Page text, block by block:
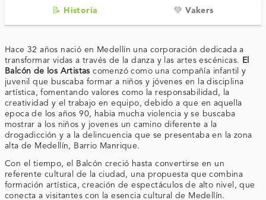
📝 Historia 💚 Vakers
Hace 32 años nació en Medellín una corporación dedicada a
transformar vidas a través de la danza y las artes escénicas.
El
Balcón de los Artistas comenzó como una compañía infantil y
juvenil que buscaba formar a niños y jóvenes en la disciplina
artística, fomentando valores como la responsabilidad, la
creatividad y el trabajo en equipo, debido a que en aquella
epoca de los años 90, habia mucha violencia y se buscaba
mostrar a los niños y jovenes un camino diferente a la
drogadicción y a la delincuencia que se presentaba en la zona
alta de Medellín, Barrio Manrique.
Con el tiempo, el Balcón creció hasta convertirse en un
referente cultural de la ciudad, una propuesta que combina
formación artística, creación de espectáculos de alto nivel, que
conecta a visitantes con la esencia cultural de Medellín.